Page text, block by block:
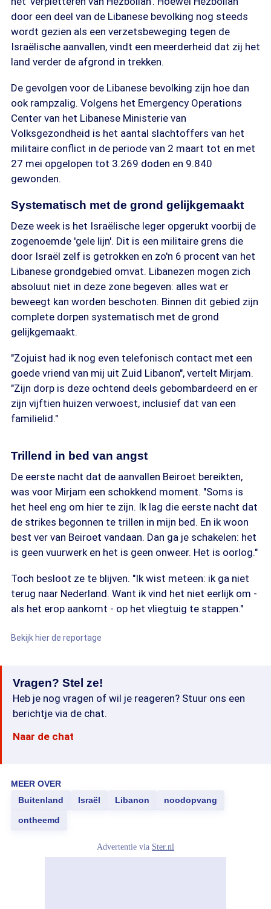
door een deel van de Libanese bevolking nog steeds
wordt gezien als een verzetsbeweging tegen de
Israëlische aanvallen, vindt een meerderheid dat zij het
land verder de afgrond in trekken.
De gevolgen voor de Libanese bevolking zijn hoe dan
ook rampzalig. Volgens het Emergency Operations
Center van het Libanese Ministerie van
Volksgezondheid is het aantal slachtoffers van het
militaire conflict in de periode van 2 maart tot en met
27 mei opgelopen tot 3.269 doden en 9.840
gewonden.
Systematisch met de grond gelijkgemaakt
Deze week is het Israëlische leger opgerukt voorbij de
zogenoemde 'gele lijn'. Dit is een militaire grens die
door Israël zelf is getrokken en zo'n 6 procent van het
Libanese grondgebied omvat. Libanezen mogen zich
absoluut niet in deze zone begeven: alles wat er
beweegt kan worden beschoten. Binnen dit gebied zijn
complete dorpen systematisch met de grond
gelijkgemaakt.
"Zojuist had ik nog even telefonisch contact met een
goede vriend van mij uit Zuid Libanon", vertelt Mirjam.
"Zijn dorp is deze ochtend deels gebombardeerd en er
zijn vijftien huizen verwoest, inclusief dat van een
familielid."
Trillend in bed van angst
De eerste nacht dat de aanvallen Beiroet bereikten,
was voor Mirjam een schokkend moment. "Soms is
het heel eng om hier te zijn. Ik lag die eerste nacht dat
de strikes begonnen te trillen in mijn bed. En ik woon
best ver van Beiroet vandaan. Dan ga je schakelen: het
is geen vuurwerk en het is geen onweer. Het is oorlog."
Toch besloot ze te blijven. "Ik wist meteen: ik ga niet
terug naar Nederland. Want ik vind het niet eerlijk om -
als het erop aankomt - op het vliegtuig te stappen."
Bekijk hier de reportage
Vragen? Stel ze!
Heb je nog vragen of wil je reageren? Stuur ons een
berichtje via de chat.
Naar de chat
MEER OVER
Buitenland
Israël Libanon noodopvang
ontheemd
Advertentie via Ster.nl